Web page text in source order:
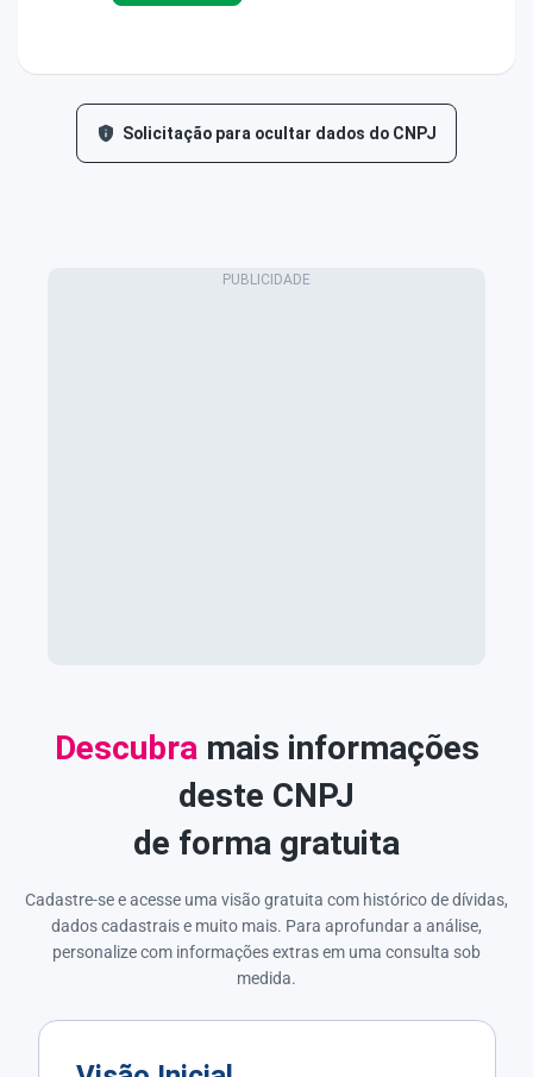
Solicitação para ocultar dados do CNPJ
Descubramais informações
deste CNPJ
de forma gratuita
Cadastre-se e acesse uma visão gratuita com histórico de dívidas,
dados cadastrais e muito mais. Para aprofundar a análise,
personalize com informações extras em uma consulta sob
medida.